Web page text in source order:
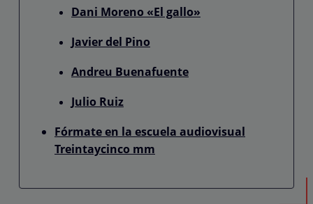
Dani Moreno «El gallo»
Javier del Pino
Andreu Buenafuente
Julio Ruiz
Fórmate en la escuela audiovisual
Treintaycinco mm